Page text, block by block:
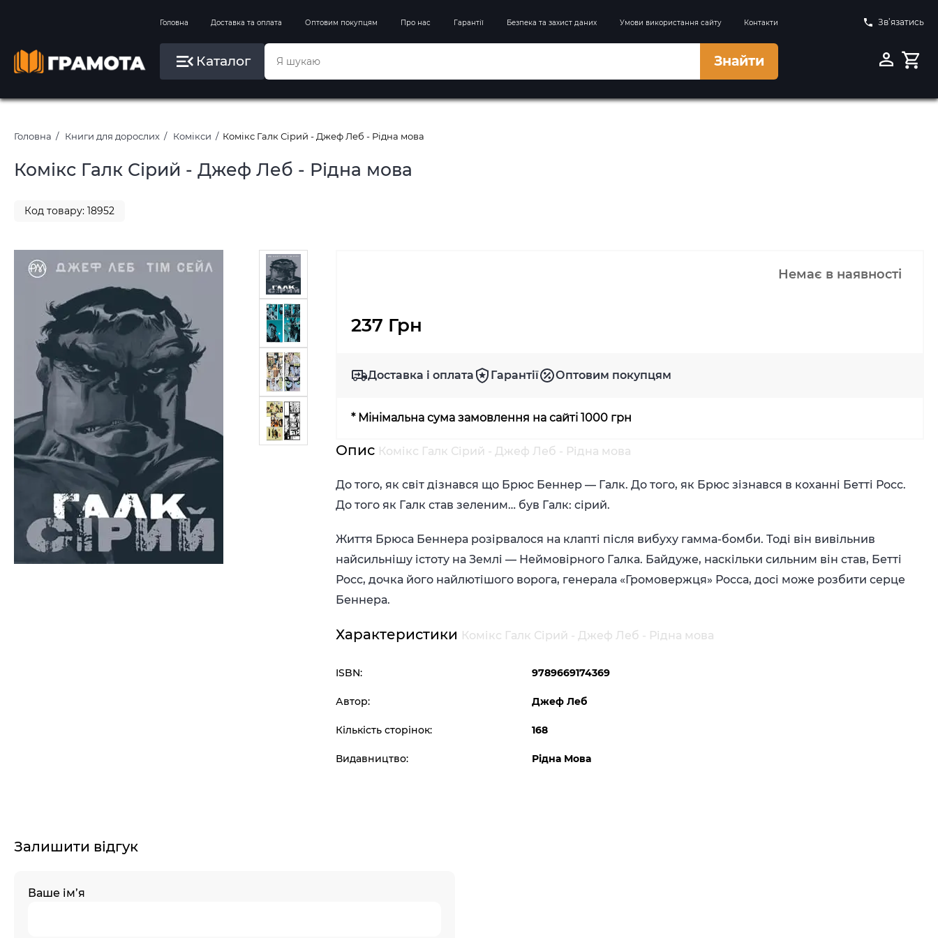
Головна Доставка та оплата Оптовим покупцям Про нас Гарантії Безпека та захист даних Умови використання сайту Контакти Зв’язатись
Каталог Знайти
Вправи на зимові канікули
Літо, пляж, плавання, басейни
Картини за номерами
Головна Книги для дорослих Комікси Комікс Галк Сірий - Джеф Леб - Рідна мова
Комікс Галк Сірий - Джеф Леб - Рідна мова
Код товару: 18952
Немає в наявності
237 Грн
Доставка і оплата Гарантії Оптовим покупцям
* Мінімальна сума замовлення на сайті 1000 грн
Опис Комікс Галк Сірий - Джеф Леб - Рідна мова
До того, як світ дізнався що Брюс Беннер — Галк. До того, як Брюс зізнався в коханні Бетті Росс.
До того як Галк став зеленим… був Галк: сірий.
Життя Брюса Беннера розірвалося на клапті після вибуху гамма-бомби. Тоді він вивільнив
найсильнішу істоту на Землі — Неймовірного Галка. Байдуже, наскільки сильним він став, Бетті
Росс, дочка його найлютішого ворога, генерала «Громовержця» Росса, досі може розбити серце
Беннера.
Характеристики Комікс Галк Сірий - Джеф Леб - Рідна мова
ISBN: 9789669174369
Автор: Джеф Леб
Кількість сторінок: 168
Видавництво: Рідна Мова
Залишити відгук
Ваше ім’я